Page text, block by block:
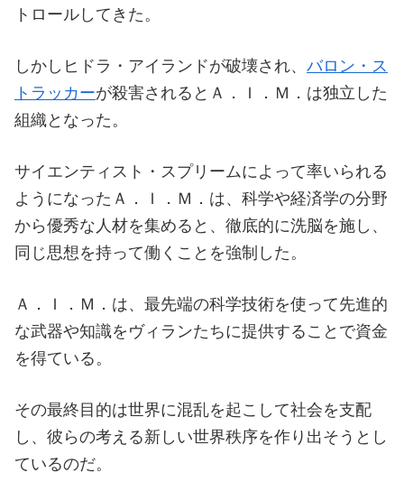
トロールしてきた。
しかしヒドラ・アイランドが破壊され、 バロン・ス
トラッカーが殺害されるとＡ．Ｉ．Ｍ．は独立した
組織となった。
サイエンティスト・スプリームによって率いられる
ようになったＡ．Ｉ．Ｍ．は、科学や経済学の分野
から優秀な人材を集めると、徹底的に洗脳を施し、
同じ思想を持って働くことを強制した。
Ａ．Ｉ．Ｍ．は、最先端の科学技術を使って先進的
な武器や知識をヴィランたちに提供することで資金
を得ている。
その最終目的は世界に混乱を起こして社会を支配
し、彼らの考える新しい世界秩序を作り出そうとし
ているのだ。